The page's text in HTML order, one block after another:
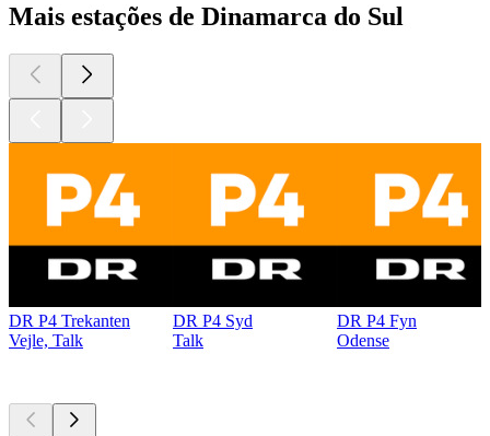
Mais estações de Dinamarca do Sul
DR P4 Trekanten
Vejle, Talk
DR P4 Syd
Talk
DR P4 Fyn
Odense